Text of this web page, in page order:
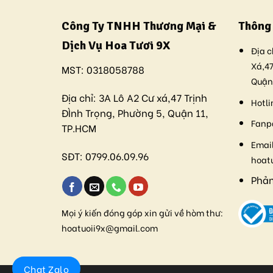
Công Ty TNHH Thương Mại &
Dịch Vụ Hoa Tươi 9X
MST: 0318058788
Địa chỉ: 3A Lô A2 Cư xá,47 Trịnh
ĐÌnh Trọng, Phường 5, Quận 11,
TP.HCM
SĐT: 0799.06.09.96
Mọi ý kiến đóng góp xin gửi về hòm thư:
hoatuoii9x@gmail.com
Địa
Chat Zalo